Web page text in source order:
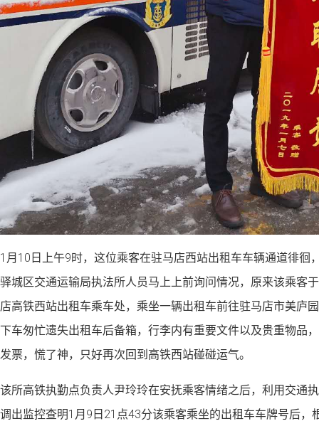
1月10日上午9时，这位乘客在驻马店西站出租车车辆通道徘徊
驿城区交通运输局执法所人员马上上前询问情况，原来该乘客
店高铁西站出租车乘车处，乘坐一辆出租车前往驻马店市美庐
下车匆忙遗失出租车后备箱，行李内有重要文件以及贵重物品
发票，慌了神，只好再次回到高铁西站碰碰运气。
该所高铁执勤点负责人尹玲玲在安抚乘客情绪之后，利用交通
调出监控查明1月9日21点43分该乘客乘坐的出租车车牌号后，